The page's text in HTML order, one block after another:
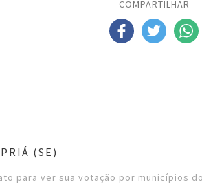
COMPARTILHAR
(SE)
para ver sua votação por municípios